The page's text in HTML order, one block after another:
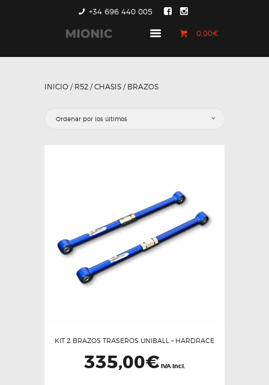
+34 696 440 005
0,00€
GENERACIÓN 1
COUNTRYMAN &
INICIO / R52 /CHASIS / BRAZOS
KIT 2 BRAZOS TRASEROS UNIBALL – HARDRACE
335,00€ IVA incl.